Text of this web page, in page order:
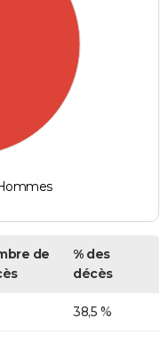
de
% des
décès
38,5 %